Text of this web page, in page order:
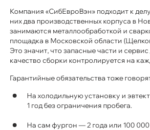
Компания «СибЕвроВэн» подходит к
них два производственных корпуса в
занимаются металлообработкой и
площадка в Московской области
Это значит, что запасные части и
качество сборки контролируется на
Гарантийные обязательства тоже
На холодильную установку и
1 год без ограничения пробега.
На сам фургон — 2 года или 100